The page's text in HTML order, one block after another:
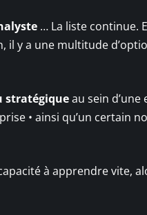
… La liste continue.
il y a une multitude
stratégiqueau sein
• ainsi qu’un certain
à apprendre vite,